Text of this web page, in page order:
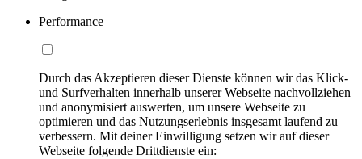
Performance
Durch das Akzeptieren dieser Dienste können wir das Klick-
und Surfverhalten innerhalb unserer Webseite nachvollziehen
und anonymisiert auswerten, um unsere Webseite zu
optimieren und das Nutzungserlebnis insgesamt laufend zu
verbessern. Mit deiner Einwilligung setzen wir auf dieser
Webseite folgende Drittdienste ein: